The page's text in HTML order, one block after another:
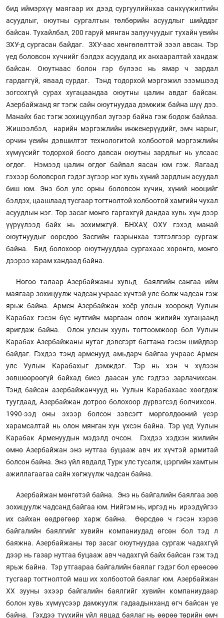
бид иймэрхүү маягаар их дээд сургуулийнхаа санхүүжилтийн
асуудлыг, оюутны сургалтын төлбөрийн асуудлыг шийддэг
байсан. Тухайлбал, 200 гаруй мянган залуучуудыг тухайн үеийн
ЗХУ-д сургасан байдаг. ЗХУ-аас хөнгөлөлттэй зээл авсан. Тэр
үед боловсон хүчнийг бэлдэх асуудалд их анхааралтай хандаж
байсан. Оюутнаас болон гэр бүлээс нь ямар ч зардал
гардаггүй, яваад сурдаг. Тэнд тодорхой мэргэжил эзэмшээд
зогсохгүй сурах хугацаандаа оюутны цалин авдаг байсан.
Азербайжанд яг тэгж сайн оюутнуудаа дэмжиж байна шүү дээ.
Манайх бас тэгж зохицуулбал зүгээр байна гэж бодож байлаа.
Жишээлбэл, нарийн мэргэжлийн инженерүүдийг, эмч нарыг,
орчин үеийн дэвшилтэт технологитой холбоотой мэргэжлийн
хүмүүсийг тодорхой босго давсан оюутны зардлыг нь улсаас
өгдөг. Нэмээд цалин өгдөг байвал яасан юм гэж. Яагаад
гэхээр боловсрол гэдэг зүгээр нэг хувь хүний зардлын асуудал
биш юм. Энэ бол улс орны боловсон хүчин, хүний нөөцийг
бэлдэх, цаашлаад тусгаар тогтнолтой холбоотой хамгийн чухал
асуудлын нэг. Төр засаг мөнгө гаргахгүй дандаа хувь хүн дээр
үүрүүлээд байх нь зохимжгүй. БНХАУ, ОХУ гэхэд манай
оюутнуудыг өөрсдөө Засгийн газрынхаа тэтгэлгээр сургаж
байна. Бид болохоор оюутнууддаа сургахаас хөрөнгө, мөнгө
дээрээ харам хандаад байна.
Нөгөө талаар Азербайжаны хувьд баялгийн сангаа ийм
маягаар зохицуулж чадсан учраас хүчтэй улс болж чадсан гэж
ярьж байна. Армен Азербайжан хоёр улсын хооронд Уулын
Карабах гэсэн бүс нутгийн маргаан олон жилийн хугацаанд
яригдаж байна. Олон улсын хууль тогтоомжоор бол Уулын
Карабах Азербайжаны нутаг дэвсгэрт багтана гэсэн шийдвэр
байдаг. Гэхдээ тэнд арменууд амьдарч байгаа учраас Армен
улс Уулын Карабахыг дэмждэг. Тэр нь хэн ч хүлээн
зөвшөөрөөгүй байхад биеэ даасан улс гэдгээ зарлачихсан.
Тэнд байсан азербайжанчууд нь Уулын Карабахаас хөөгдөж
туугдаад, Азербайжан дотроо болохоор дүрвэгсэд болчихсон.
1990-ээд оны эхээр болсон зэвсэгт мөргөлдөөний үеэр
харамсалтай нь олон мянган хүн үхсэн байна. Тэр үед Уулын
Карабак Арменуудын мэдэлд очсон. Гэхдээ хэдхэн жилийн
өмнө Азербайжан энэ нутгаа буцааж авч их хүчтэй армитай
болсон байна. Энэ үйл явдалд Турк улс тусалж, цэргийн хамтын
ажиллагаагаа сайн хөгжүүлж чадсан байна.
Азербайжан мөнгөтэй байна. Энэ нь байгалийн баялгаа зөв
зохицуулж чадсанд байгаа юм. Нийгэм нь, иргэд нь ирээдүйгээ
их сайхан өөдрөгөөр харж байна. Өөрсдөө ч гэсэн хэрэв
байгалийн баялгийг хувийн компаниудад өгсөн бол тэд л
баяжна. Азербайжаны төр засаг оюутнуудаа сургаж чадахгүй
дээр нь газар нутгаа буцааж авч чадахгүй байх байсан гэж тэд
ярьж байна. Тэр утгаараа байгалийн баялаг гэдэг бол ерөөсөө
тусгаар тогтнолтой маш их холбоотой баялаг юм. Азербайжан
ХХ зууны эхээр байгалийн баялгийг хувийн компаниудаар
болон хувь хүмүүсээр дамжуулж гадаадынханд өгч байсан үе
байна. Гэхдээ түүхийн үйл явцад баялаг нь өөрөө төрийн өмч